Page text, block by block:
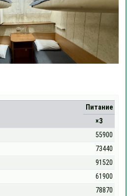
Питание
×3
55900
73440
91520
61900
78870